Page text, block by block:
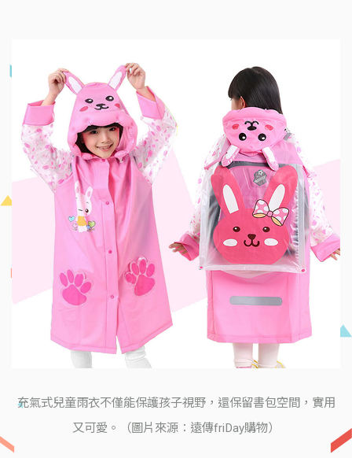
充氣式兒童雨衣不僅能保護孩子視野，還保留書包空間，實用
又可愛。（圖片來源：遠傳friDay購物）